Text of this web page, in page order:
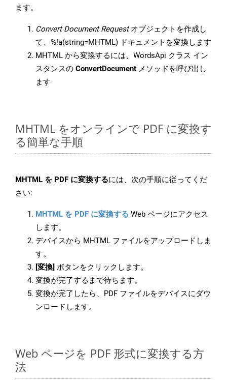
ます。
Convert Document Requestオブジェクトを作成し
て、%!a(string=MHTML) ドキュメントを変換します
MHTML から変換するには、WordsApi クラス イン
スタンスの ConvertDocument メソッドを呼び出し
ます
MHTML をオンラインで PDF に変換す
る簡単な手順
MHTML を PDF に変換するには、次の手順に従ってくだ
さい:
MHTML を PDF に変換する Web ページにアクセス
します。
デバイスから MHTML ファイルをアップロードしま
す。
[変換] ボタンをクリックします。
変換が完了するまで待ちます。
変換が完了したら、PDF ファイルをデバイスにダウ
ンロードします。
Web ページを PDF 形式に変換する方
法